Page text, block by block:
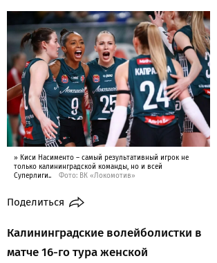
» Киси Насименто – самый результативный игрок не
только калининградской команды, но и всей
Суперлиги..
Фото: ВК «Локомотив»
Поделиться
Калининградские волейболистки в
матче 16-го тура женской